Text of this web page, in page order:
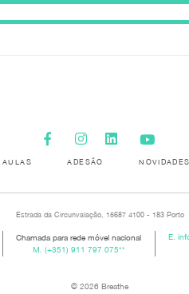
AULAS ADESÃO NOVIDADES
Estrada da Circunvalação, 15687 4100 - 183 Porto
Chamada para rede móvel nacional
M. (+351) 911 797 075**
E.
© 2026 Breathe